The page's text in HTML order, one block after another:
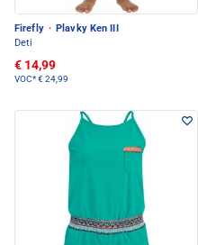
Firefly · Plavky Ken III
Deti
€ 14,99
VOC*€ 24,99